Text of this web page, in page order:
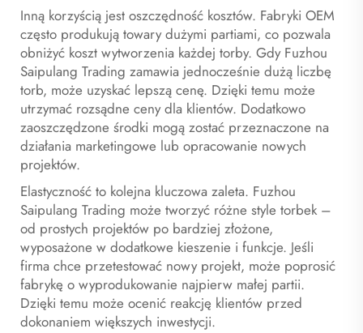
Inną korzyścią jest oszczędność kosztów. Fabryki OEM
często produkują towary dużymi partiami, co pozwala
obniżyć koszt wytworzenia każdej torby. Gdy Fuzhou
Saipulang Trading zamawia jednocześnie dużą liczbę
torb, może uzyskać lepszą cenę. Dzięki temu może
utrzymać rozsądne ceny dla klientów. Dodatkowo
zaoszczędzone środki mogą zostać przeznaczone na
działania marketingowe lub opracowanie nowych
projektów.
Elastyczność to kolejna kluczowa zaleta. Fuzhou
Saipulang Trading może tworzyć różne style torbek –
od prostych projektów po bardziej złożone,
wyposażone w dodatkowe kieszenie i funkcje. Jeśli
firma chce przetestować nowy projekt, może poprosić
fabrykę o wyprodukowanie najpierw małej partii.
Dzięki temu może ocenić reakcję klientów przed
dokonaniem większych inwestycji.